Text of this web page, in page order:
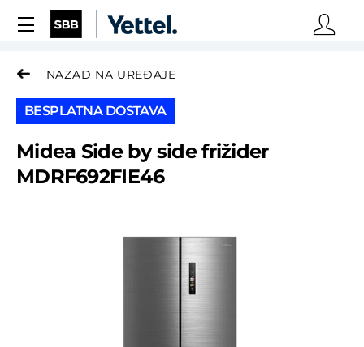
Kontakt telefon*
NAZAD NA UREĐAJE
BESPLATNA DOSTAVA
Midea Side by side frižider
MDRF692FIE46